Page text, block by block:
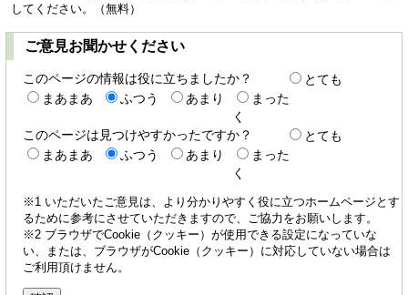
してください。（無料）
ご意見お聞かせください
このページの情報は役に立ちましたか？
とても
まあまあ
ふつう あまり
まった
く
このページは見つけやすかったですか？
とても
まあまあ
ふつう あまり
まった
く
※1 いただいたご意見は、より分かりやすく役に立つホームページとす
るために参考にさせていただきますので、ご協力をお願いします。
※2 ブラウザでCookie（クッキー）が使用できる設定になっていな
い、または、ブラウザがCookie（クッキー）に対応していない場合は
ご利用頂けません。